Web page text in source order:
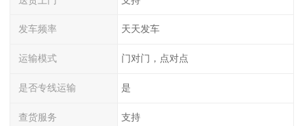
发车频率 天天发车
运输模式 门对门，点对点
是否专线运输 是
查货服务 支持